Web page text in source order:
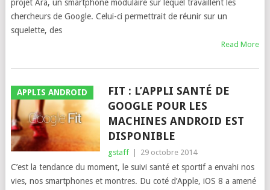
projet Ara, un smartphone modulaire sur lequel travaillent les
chercheurs de Google. Celui-ci permettrait de réunir sur un
squelette, des
Read More
APPLIS ANDROID
FIT : L’APPLI SANTÉ DE
GOOGLE POUR LES
MACHINES ANDROID EST
DISPONIBLE
gstaff 29 octobre 2014
C’est la tendance du moment, le suivi santé et sportif a envahi nos
vies, nos smartphones et montres. Du coté d’Apple, iOS 8 a amené